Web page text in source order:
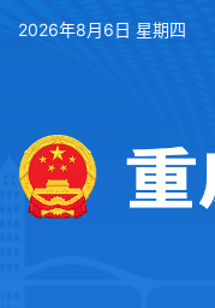
2026年8月6日 星期四